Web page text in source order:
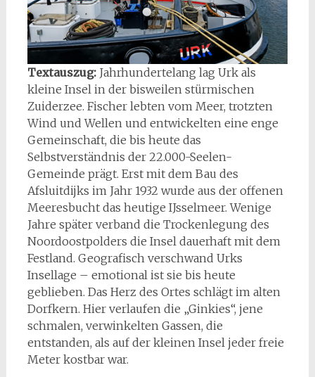
Textauszug: Jahrhundertelang lag Urk als
kleine Insel in der bisweilen stürmischen
Zuiderzee. Fischer lebten vom Meer, trotzten
Wind und Wellen und entwickelten eine enge
Gemeinschaft, die bis heute das
Selbstverständnis der 22.000-Seelen-
Gemeinde prägt. Erst mit dem Bau des
Afsluitdijks im Jahr 1932 wurde aus der offenen
Meeresbucht das heutige IJsselmeer. Wenige
Jahre später verband die Trockenlegung des
Noordoostpolders die Insel dauerhaft mit dem
Festland. Geografisch verschwand Urks
Insellage – emotional ist sie bis heute
geblieben. Das Herz des Ortes schlägt im alten
Dorfkern. Hier verlaufen die „Ginkies“, jene
schmalen, verwinkelten Gassen, die
entstanden, als auf der kleinen Insel jeder freie
Meter kostbar war.